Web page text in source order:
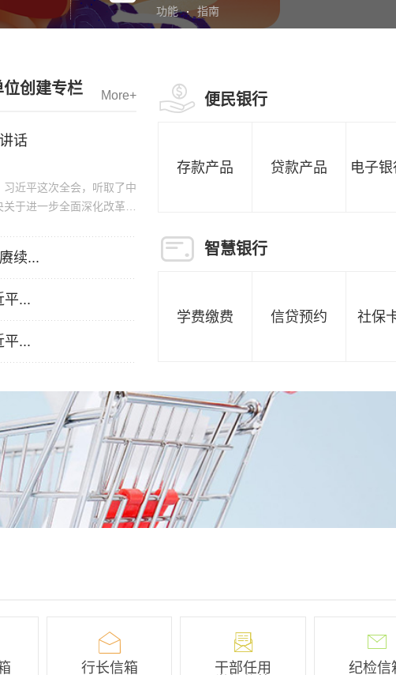
功能 指南
百日 使命必“龘”——醴陵农商...
一思想，凝心聚力，动员全行上下决胜“收官战”，决
门红”，12月20日，醴陵农商银行组织召开“奋进
开门红竞赛活动动员暨年终决算工作会议。党委书
、总监，各部室经理，各网点正副职、委派会计等
余人参加会议。会议由党委委员、副行长刘小义主
党委书记、董事长谢海龙在讲话中指出，2023年度年
算工作目标达成要坚决，经营成果要真实，规模调控
确。谢海龙强调，奋战2024“开门红”竞赛活动，一是
一定要到位，全行上下要充分认识清楚“开门红”竞赛
的重要性、差异性和目标设置的合理性。二是蓄客一
，做到““月月有主题，周周有活动，天天有收获”。党
书记、行长周后坤安排部署2023年度年终决算和
开门红”竞赛活动工作。他强调，一是要坚定信心，
More+
位创建专栏
话
近平这次全会，听取了中
于进一步全面深化改革、
总体部署，是指导新征程
今后一个时期全党全国的
几点意见。中国共产党第
行。中央委员会总书记
一，深刻领会和把握进一
心拥护。新征程上，我们靠
进中国式现代化作出了战
主题来展开。要锚定继续完
的总目标，更加注重系统
持续发力，坚决破除各种
，有效防范化解前进道路上
深刻领会和把握进一步全面
六个坚持”原则，是对改革
性、创造性，推动改革行
优势，是我国改革开放成
终沿着正确政治方向前
，既要有道不变、志不改
新、勇攻坚的锐气胆魄，
续...
平...
平...
便民银行
存款产品 贷款产品 电子
智慧银行
学费缴费 信贷预约 社保
行长信箱
干部任用
纪检信